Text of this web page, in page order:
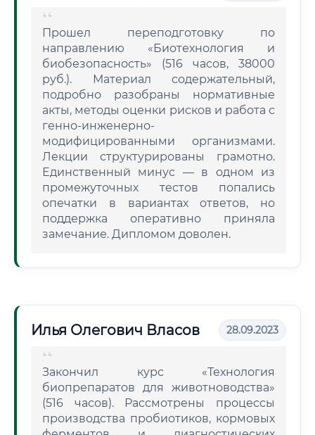
Прошел переподготовку по
направлению «Биотехнология и
биобезопасность» (516 часов, 38000
руб.). Материал содержательный,
подробно разобраны нормативные
акты, методы оценки рисков и работа с
генно-инженерно-
модифицированными организмами.
Лекции структурированы грамотно.
Единственный минус — в одном из
промежуточных тестов попались
опечатки в вариантах ответов, но
поддержка оперативно приняла
замечание. Дипломом доволен.
Илья Олегович Власов 28.09.2023
Закончил курс «Технология
биопрепаратов для животноводства»
(516 часов). Рассмотрены процессы
производства пробиотиков, кормовых